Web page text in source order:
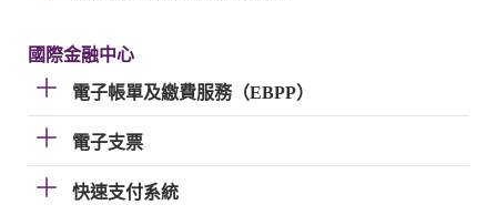
國際金融中心
電子帳單及繳費服務（EBPP）
電子支票
快速支付系統